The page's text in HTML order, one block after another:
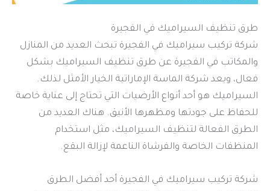
طرق تنظيف السيراميك في الفجيرة
شركة تركيب سيراميك في الفجيرة تبحث العديد من المنازل
والمكاتب في الفجيرة عن طرق تنظيف السيراميك بشكل
فعال، ويعد شركة الماسة الإماراتية الخيار الأمثل لذلك.
السيراميك هو أحد أنواع الأرضيات التي تحتاج إلى عناية خاصة
للحفاظ على جودتها ومظهرها الأنيق. هناك العديد من
الطرق الفعالة لتنظيف السيراميك، مثل استخدام
المنظفات الخاصة والفرشاة الناعمة لإزالة البقع.
شركة تركيب سيراميك في الفجيرة أحد أفضل الطرق